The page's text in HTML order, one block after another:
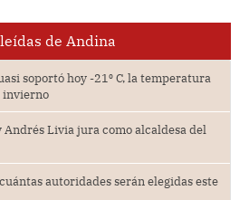
de Andina
soportó hoy -21⁰ C, la temperatura
invierno
Andrés Livia jura como alcaldesa del
autoridades serán elegidas este